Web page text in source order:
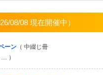
08/08 現在開催中）
ーン （ 中綴じ冊
）